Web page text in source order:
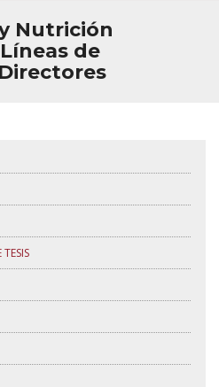
Nutrición
de